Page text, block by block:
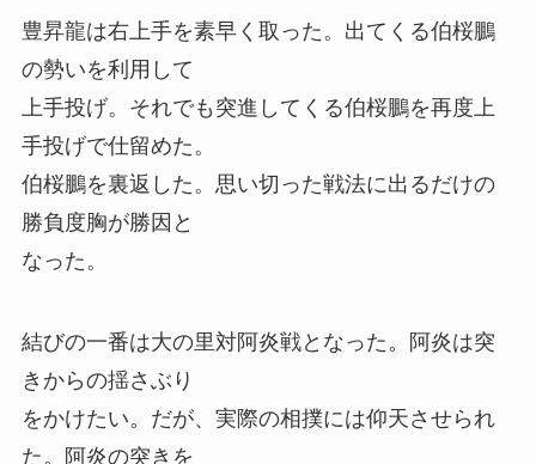
豊昇龍は右上手を素早く取った。出てくる伯桜鵬
の勢いを利用して
上手投げ。それでも突進してくる伯桜鵬を再度上
手投げで仕留めた。
伯桜鵬を裏返した。思い切った戦法に出るだけの
勝負度胸が勝因と
なった。
結びの一番は大の里対阿炎戦となった。阿炎は突
きからの揺さぶり
をかけたい。だが、実際の相撲には仰天させられ
た。阿炎の突きを